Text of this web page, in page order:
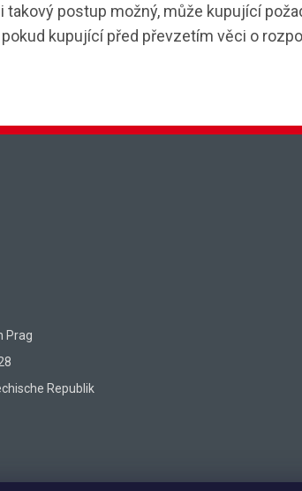
takový postup možný, může kupující
kupující před převzetím věci o
Prag
Republik